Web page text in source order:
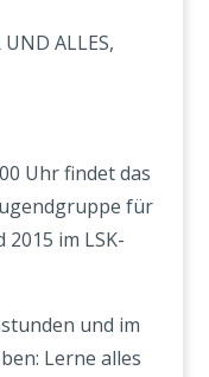
ALLES,
Uhr findet das
für
im LSK-
und im
Lerne alles